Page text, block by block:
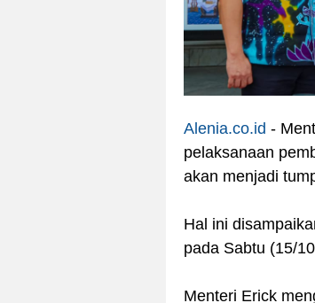
Alenia.co.id -
pelaksanaan
akan menjadi
Hal ini
pada Sabtu (15/
Menteri Erick